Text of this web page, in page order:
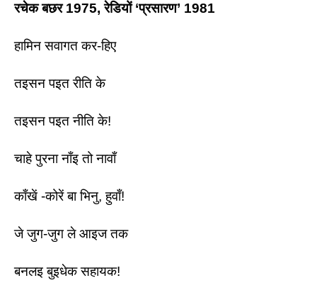
रचेक बछर 1975, रेडियों ‘प्रसारण’ 1981
हामिन सवागत कर-हिए
तइसन पइत रीति के
तइसन पइत नीति के!
चाहे पुरना नाँइ तो नावाँ
काँखें -कोरें बा भिनु, हुवाँ!
जे जुग-जुग ले आइज तक
बनलइ बुइधेक सहायक!